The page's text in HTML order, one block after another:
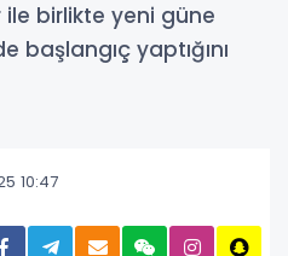
birlikte yeni güne
başlangıç yaptığını
10:47